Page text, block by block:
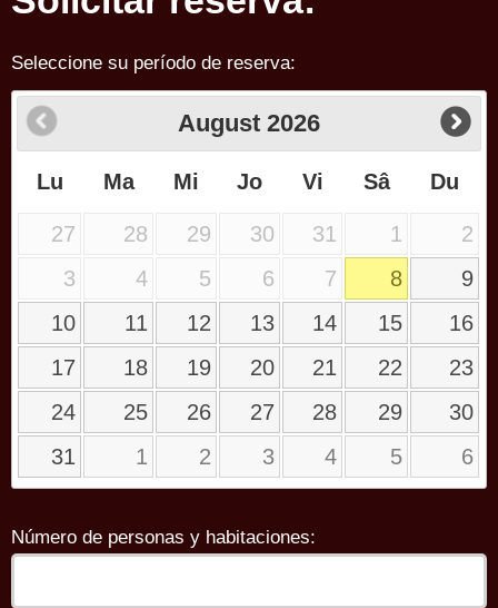
Seleccione su período de reserva:
August 2026
Lu Ma Mi Jo Vi Sâ Du
27 28 29 30 31 1
2
3
4 5 6 7 8
9
10
11 12 13 14 15
16
17
18 19 20 21 22
23
24
25 26 27 28 29
30
31
1 2 3 4 5 6
Número de personas y habitaciones: